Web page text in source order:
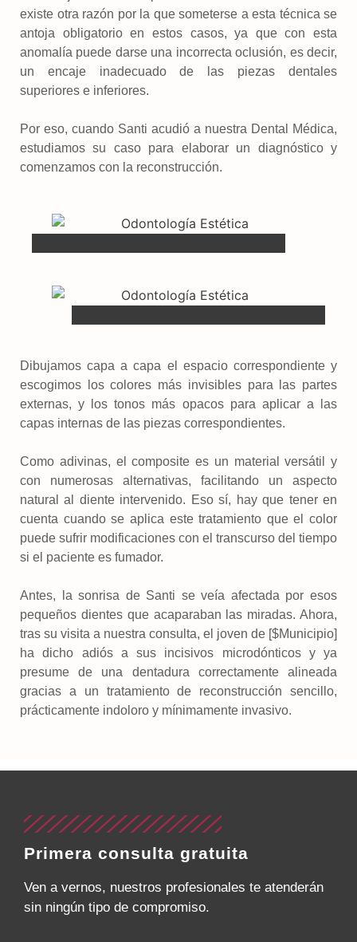
existe otra razón por la que someterse a esta técnica se
antoja obligatorio en estos casos, ya que con esta
anomalía puede darse una incorrecta oclusión, es decir,
un encaje inadecuado de las piezas dentales
superiores e inferiores.
Por eso, cuando Santi acudió a nuestra Dental Médica,
estudiamos su caso para elaborar un diagnóstico y
comenzamos con la reconstrucción.
Dibujamos capa a capa el espacio correspondiente y
escogimos los colores más invisibles para las partes
externas, y los tonos más opacos para aplicar a las
capas internas de las piezas correspondientes.
Como adivinas, el composite es un material versátil y
con numerosas alternativas, facilitando un aspecto
natural al diente intervenido. Eso sí, hay que tener en
cuenta cuando se aplica este tratamiento que el color
puede sufrir modificaciones con el transcurso del tiempo
si el paciente es fumador.
Antes, la sonrisa de Santi se veía afectada por esos
pequeños dientes que acaparaban las miradas. Ahora,
tras su visita a nuestra consulta, el joven de [$Municipio]
ha dicho adiós a sus incisivos microdónticos y ya
presume de una dentadura correctamente alineada
gracias a un tratamiento de reconstrucción sencillo,
prácticamente indoloro y mínimamente invasivo.
Primera consulta gratuita
Ven a vernos, nuestros profesionales te atenderán
sin ningún tipo de compromiso.